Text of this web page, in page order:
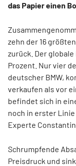
das Papier einen
zehn der 16
zurück. Der
Prozent. Nur vier
deutscher BMW,
verkaufen als vor
befindet sich in
noch in erster
Experte Constantin
Schrumpfende
Preisdruck und